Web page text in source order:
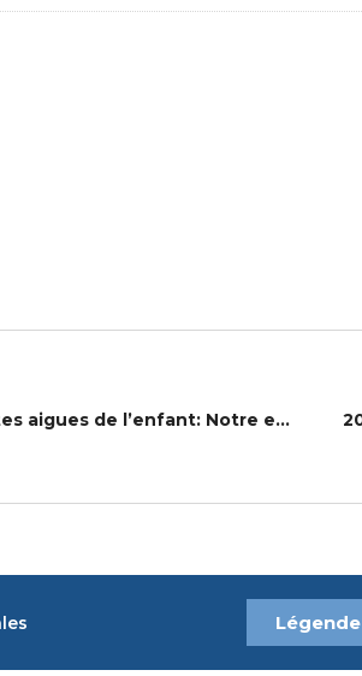
222 – Prise en charge chirurgicale des mastoïdites aigues de l’enfant: Notre expérience.
Légende